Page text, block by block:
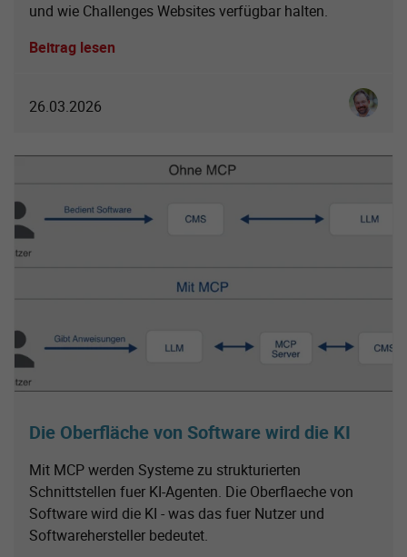
und wie Challenges Websites verfügbar halten.
Beitrag lesen
26.03.2026 Ingo
Die Oberfläche von Software wird die KI
Mit MCP werden Systeme zu strukturierten
Schnittstellen fuer KI-Agenten. Die Oberflaeche von
Software wird die KI - was das fuer Nutzer und
Softwarehersteller bedeutet.